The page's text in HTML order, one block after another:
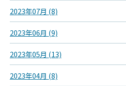
2023年07月 (8)
2023年06月 (9)
2023年05月 (13)
2023年04月 (8)